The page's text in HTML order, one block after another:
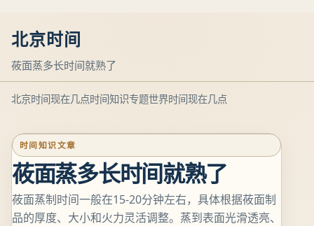
北京时间
莜面蒸多长时间就熟了
北京时间现在几点时间知识专题世界时间现在几点
时间知识文章
莜面蒸多长时间就熟了
莜面蒸制时间一般在15-20分钟左右，具体根据莜面制
品的厚度、大小和火力灵活调整。蒸到表面光滑透亮、